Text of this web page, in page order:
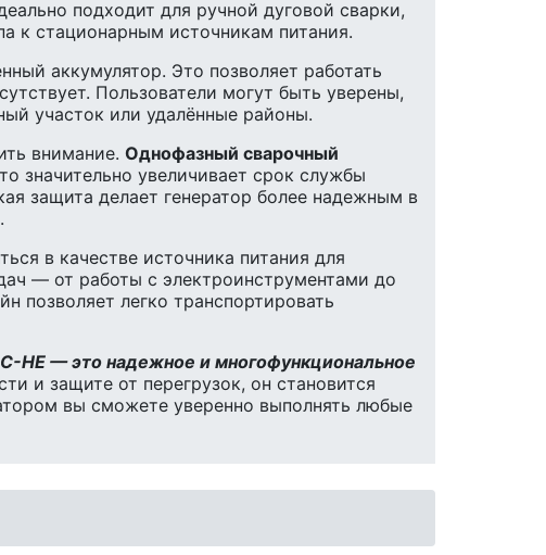
подходит для ручной дуговой сварки,
к стационарным источникам питания.
аккумулятор. Это позволяет работать
Пользователи могут быть уверены,
участок или удалённые районы.
внимание. Однофазный сварочный
значительно увеличивает срок службы
защита делает генератор более надежным в
в качестве источника питания для
— от работы с электроинструментами до
позволяет легко транспортировать
HE — это надежное и многофункциональное
и защите от перегрузок, он становится
вы сможете уверенно выполнять любые